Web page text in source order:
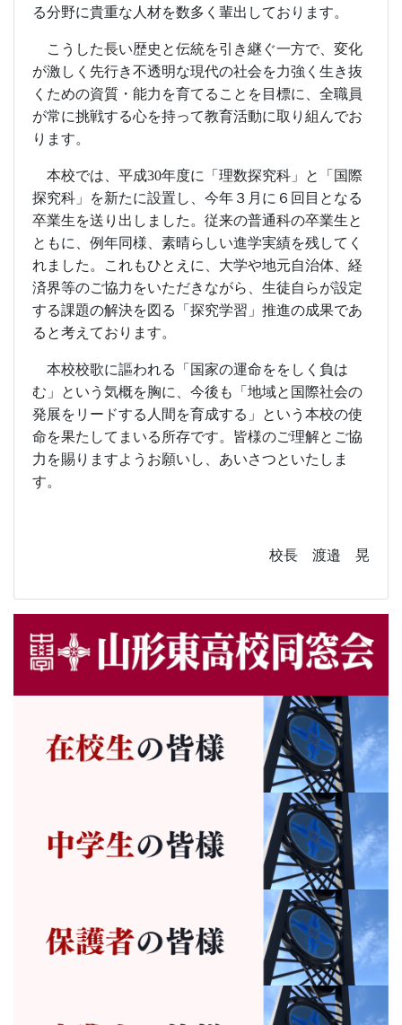
る分野に貴重な人材を数多く輩出しております。
こうした長い歴史と伝統を引き継ぐ一方で、変化
が激しく先行き不透明な現代の社会を力強く生き抜
くための資質・能力を育てることを目標に、全職員
が常に挑戦する心を持って教育活動に取り組んでお
ります。
本校では、平成30年度に「理数探究科」と「国際
探究科」を新たに設置し、今年３月に６回目となる
卒業生を送り出しました。従来の普通科の卒業生と
ともに、例年同様、素晴らしい進学実績を残してく
れました。これもひとえに、大学や地元自治体、経
済界等のご協力をいただきながら、生徒自らが設定
する課題の解決を図る「探究学習」推進の成果であ
ると考えております。
本校校歌に謳われる「国家の運命ををしく負は
む」という気概を胸に、今後も「 地域と国際社会の
発展をリードする人間 を育成する」という本校の使
命を果たしてまいる所存です。皆様のご理解とご協
力を賜りますようお願いし、あいさつといたしま
す。
校長 渡邉 晃